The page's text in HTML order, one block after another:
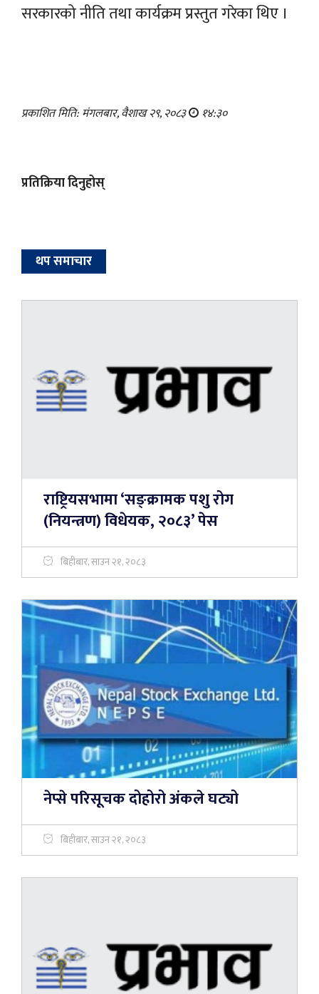
सरकारको नीति तथा कार्यक्रम प्रस्तुत गरेका थिए ।
प्रकाशित मिति: मंगलबार, वैशाख २९, २०८३ १४:३०
प्रतिक्रिया दिनुहोस्
थप समाचार
राष्ट्रियसभामा ‘सङ्क्रामक पशु रोग
(नियन्त्रण) विधेयक, २०८३’ पेस
बिहीबार, साउन २१, २०८३
नेप्से परिसूचक दोहोरो अंकले घट्यो
बिहीबार, साउन २१, २०८३